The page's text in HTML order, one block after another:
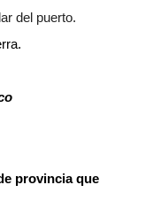
del puerto.
provincia que